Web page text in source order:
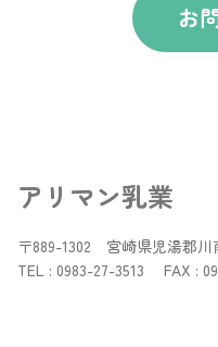
お
アリマン乳業
〒889-1302 宮崎県児湯郡川
TEL : 0983-27-3513 FAX :